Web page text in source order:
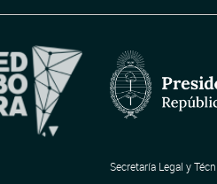
Secretaría Legal y